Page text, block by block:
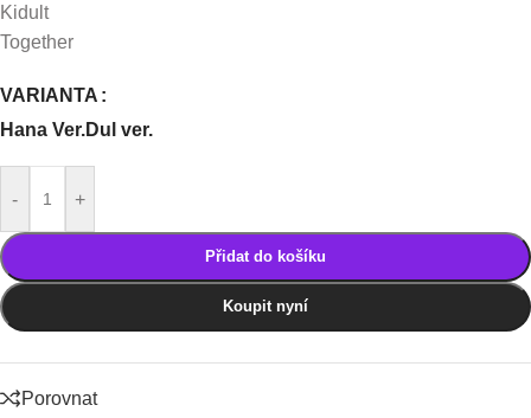
Kidult
Together
VARIANTA
Hana Ver.Dul ver.
- +
Přidat do košíku
Koupit nyní
Porovnat